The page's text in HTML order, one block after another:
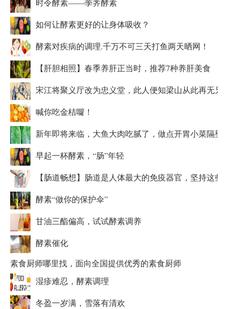
时令酵素——荸荠酵素
如何让酵素更好的让身体吸收？
酵素对疾病的调理.千万不可三天打鱼两天晒网！
【肝胆相照】春季养肝正当时，推荐7种养肝美食
宋江将聚义厅改为忠义堂，此人便知梁山从此再无兄
喊你吃金桔囖！
新年即将来临，大鱼大肉吃腻了，做点开胃小菜隔壁
早起一杯酵素，“肠”年轻
【肠道畅想】肠道是人体最大的免疫器官，坚持这
酵素“做你的保护伞”
甘油三酯偏高，试试酵素调养
酵素催化
素食厨师哪里找，面向全国提供优秀的素食厨师
湿疹难忍，酵素调理
冬盈一岁满，雪落有清欢